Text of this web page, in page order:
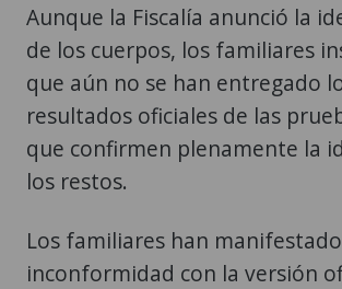
Aunque la Fiscalía anunció la
de los cuerpos, los familiares
que aún no se han entregado
resultados oficiales de las
que confirmen plenamente la
los restos.
Los familiares han
inconformidad con la versión